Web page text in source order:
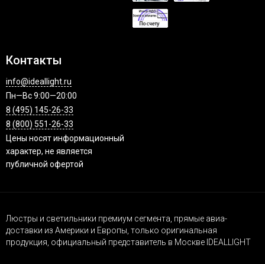
Контакты
info@ideallight.ru
Пн—Вс 9:00—20:00
8 (495) 145-26-33
8 (800) 551-26-33
Цены носят информационный
характер, не является
публичной офертой
Люстры и светильники премиум сегмента, прямые авиа-
доставки из Америки и Европы, только оригинальная
продукция, официальный представитель в Москве IDEALLIGHT